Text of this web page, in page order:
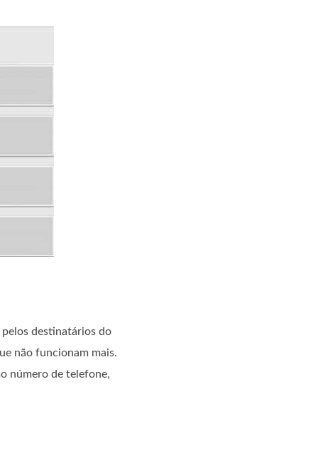
destinatários do
não funcionam mais.
número de telefone,